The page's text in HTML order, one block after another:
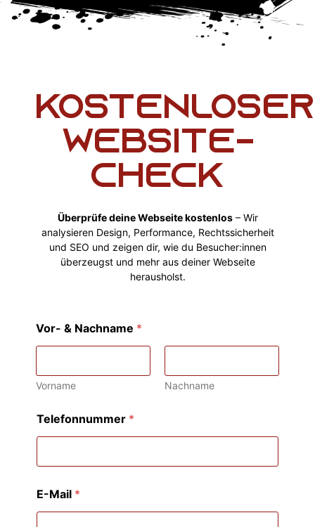
Kostenloser
Website-
Check
Überprüfe deine Webseite kostenlos– Wir
analysieren Design, Performance, Rechtssicherheit
und SEO und zeigen dir, wie du Besucher:innen
überzeugst und mehr aus deiner Webseite
herausholst.
Vor- & Nachname *
Vorname Nachname
Telefonnummer *
E-Mail *